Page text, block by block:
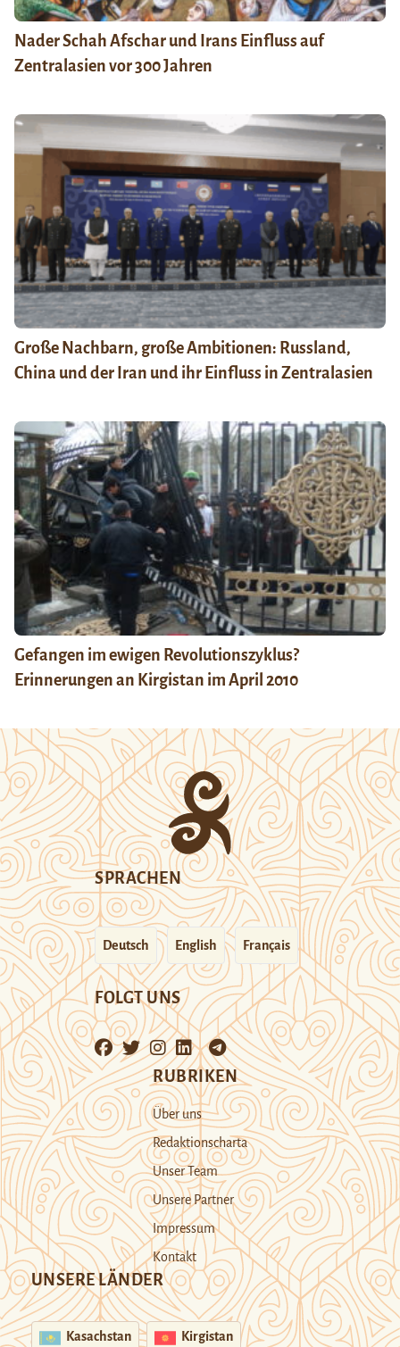
Nader Schah Afschar und Irans Einfluss auf
Zentralasien vor 300 Jahren
Große Nachbarn, große Ambitionen: Russland,
China und der Iran und ihr Einfluss in Zentralasien
Gefangen im ewigen Revolutionszyklus?
Erinnerungen an Kirgistan im April 2010
SPRACHEN
Deutsch English Français
FOLGT UNS
RUBRIKEN
Über uns
Redaktionscharta
Unser Team
Unsere Partner
Impressum
Kontakt
UNSERE LÄNDER
Kasachstan Kirgistan